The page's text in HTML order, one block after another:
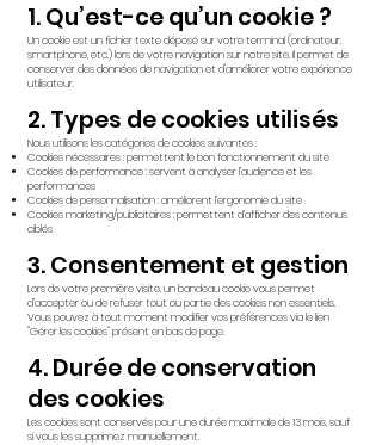
1. Qu’est-ce qu’un cookie ?
Un cookie est un fichier texte déposé sur votre terminal (ordinateur,
smartphone, etc.) lors de votre navigation sur notre site. Il permet de
conserver des données de navigation et d'améliorer votre expérience
utilisateur.
2. Types de cookies utilisés
Nous utilisons les catégories de cookies suivantes :
Cookies nécessaires : permettent le bon fonctionnement du site
Cookies de performance : servent à analyser l’audience et les
performances
Cookies de personnalisation : améliorent l’ergonomie du site
Cookies marketing/publicitaires : permettent d’afficher des contenus
ciblés
3. Consentement et gestion
Lors de votre première visite, un bandeau cookie vous permet
d’accepter ou de refuser tout ou partie des cookies non essentiels.
Vous pouvez à tout moment modifier vos préférences via le lien
"Gérer les cookies" présent en bas de page.
4. Durée de conservation
des cookies
Les cookies sont conservés pour une durée maximale de 13 mois, sauf
si vous les supprimez manuellement.